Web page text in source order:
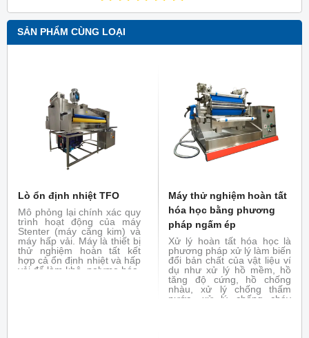
SẢN PHẨM CÙNG LOẠI
Lò ổn định nhiệt TFO
Mô phỏng lại chính xác quy
trình hoạt động của máy
Stenter (máy căng kim) và
máy hấp vải. Máy là thiết bị
thử nghiệm hoàn tất kết
hợp cả ổn định nhiệt và hấp
vải để làm khô, polyme hóa,
Máy thử nghiệm hoàn tất
hóa học bằng phương
pháp ngấm ép
Xử lý hoàn tất hóa học là
phương pháp xử lý làm biến
đổi bản chất của vật liệu ví
dụ như xử lý hồ mềm, hồ
tăng độ cứng, hồ chống
nhàu, xử lý chống thấm
nước, xử lý chống cháy